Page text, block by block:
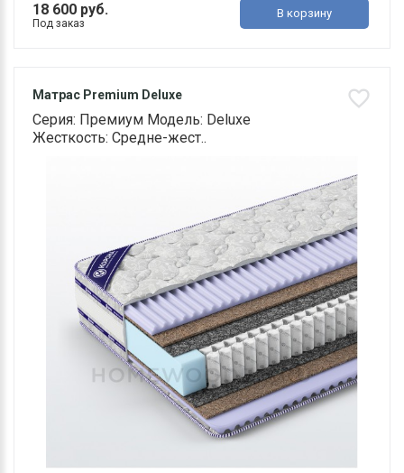
18 600 руб.
Под заказ
В корзину
Матрас Premium Deluxe
Серия: Премиум Модель: Deluxe
Жесткость: Средне-жест..